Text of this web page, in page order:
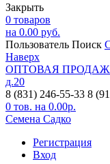
Закрыть
0 товаров
на 0.00 руб.
Пользователь Поиск
Наверх
ОПТОВАЯ
д.20
8 (831) 246-55-33 8
0 тов. на 0.00р.
Семена Садко
Регистрация
Вход